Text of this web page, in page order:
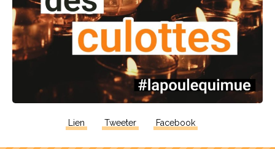
Lien Tweeter Facebook